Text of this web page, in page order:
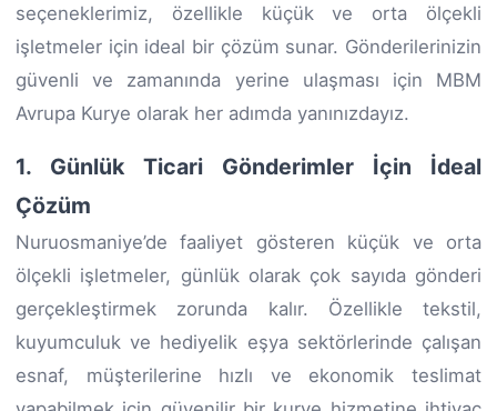
seçeneklerimiz, özellikle küçük ve orta ölçekli
işletmeler için ideal bir çözüm sunar. Gönderilerinizin
güvenli ve zamanında yerine ulaşması için MBM
Avrupa Kurye olarak her adımda yanınızdayız.
1. Günlük Ticari Gönderimler İçin İdeal
Çözüm
Nuruosmaniye’de faaliyet gösteren küçük ve orta
ölçekli işletmeler, günlük olarak çok sayıda gönderi
gerçekleştirmek zorunda kalır. Özellikle tekstil,
kuyumculuk ve hediyelik eşya sektörlerinde çalışan
esnaf, müşterilerine hızlı ve ekonomik teslimat